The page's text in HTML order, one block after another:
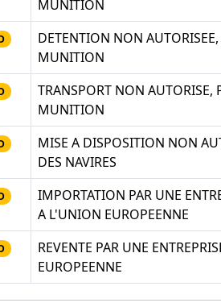
MUNITION
DETENTION NON
MUNITION
TRANSPORT NON AUTORISE,
MUNITION
MISE A DISPOSITION NON
DES NAVIRES
IMPORTATION PAR UNE
A L'UNION EUROPEENNE
REVENTE PAR UNE
EUROPEENNE